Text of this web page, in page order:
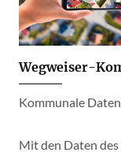
Wegweiser-
Kommunale
Mit den Daten